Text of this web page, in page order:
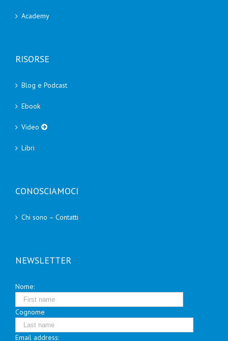
Academy
RISORSE
Blog e Podcast
Ebook
Video
Libri
CONOSCIAMOCI
Chi sono – Contatti
NEWSLETTER
Nome:
Cognome
Email address: